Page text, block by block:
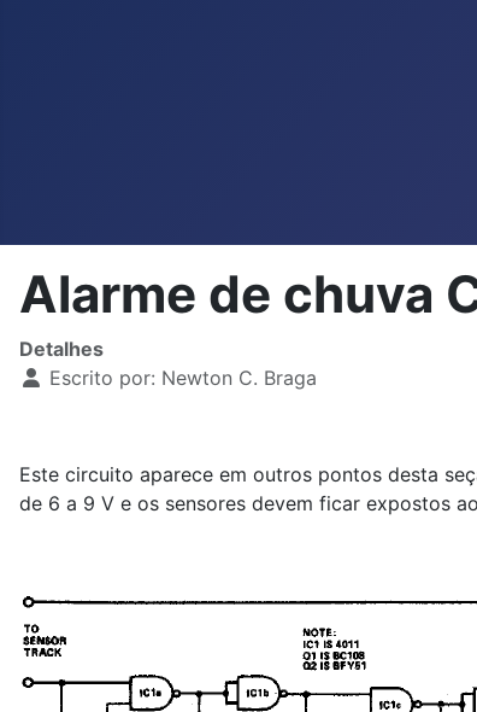
Alarme de chuva
Detalhes
Escrito por: Newton C. Braga
Este circuito aparece em outros pontos desta
de 6 a 9 V e os sensores devem ficar expostos